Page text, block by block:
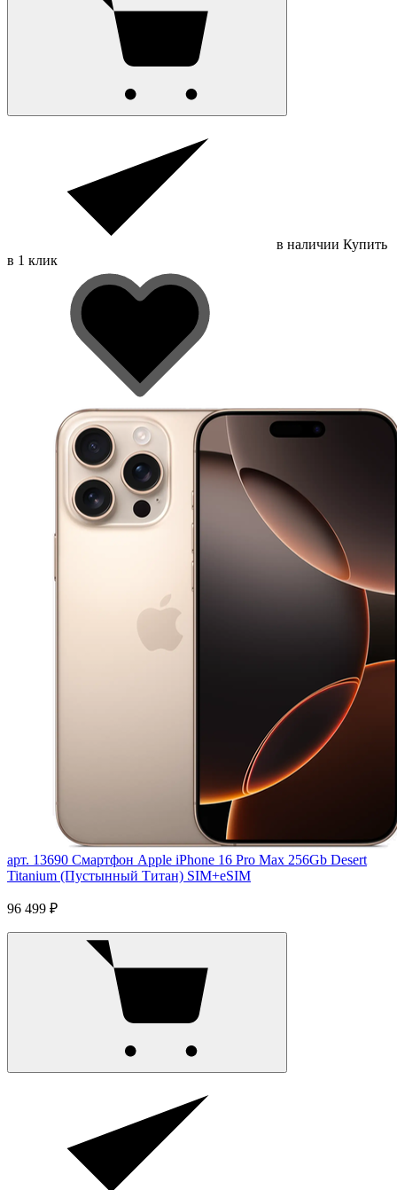
в наличии Купить
в 1 клик
арт. 13690 Смартфон Apple iPhone 16 Pro Max 256Gb Desert
Titanium (Пустынный Титан) SIM+eSIM
96 499 ₽